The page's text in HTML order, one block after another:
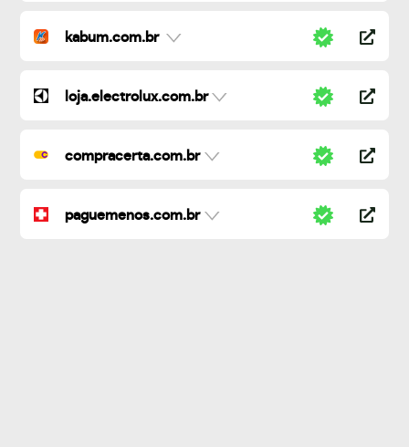
kabum.com.br
loja.electrolux.com.br
compracerta.com.br
paguemenos.com.br